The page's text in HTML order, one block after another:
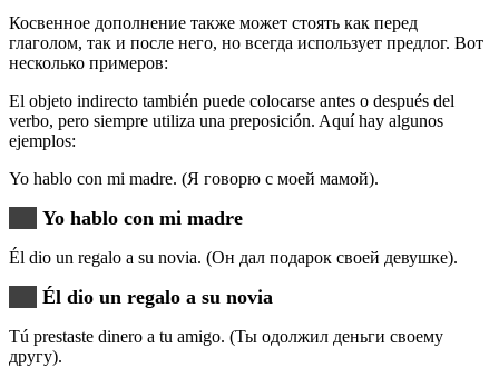
Косвенное дополнение также может стоять как перед
глаголом, так и после него, но всегда использует предлог. Вот
несколько примеров:
El objeto indirecto también puede colocarse antes o después del
verbo, pero siempre utiliza una preposición. Aquí hay algunos
ejemplos:
Yo hablo con mi madre. (Я говорю с моей мамой).
Yo hablo con mi madre
Él dio un regalo a su novia. (Он дал подарок своей девушке).
Él dio un regalo a su novia
Tú prestaste dinero a tu amigo. (Ты одолжил деньги своему
другу).